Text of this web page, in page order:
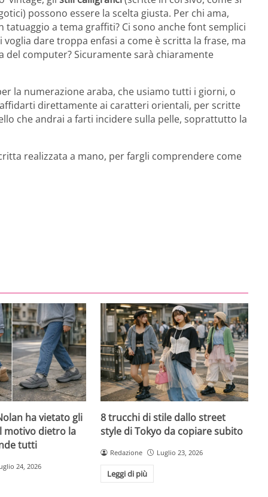
possono essere la scelta giusta. Per chi ama,
a tema graffiti? Ci sono anche font semplici
dare troppa enfasi a come è scritta la frase, ma
del computer? Sicuramente sarà chiaramente
la numerazione araba, che usiamo tutti i giorni, o
direttamente ai caratteri orientali, per scritte
che andrai a farti incidere sulla pelle, soprattutto la
realizzata a mano, per fargli comprendere come
ha vietato gli
motivo dietro la
tutti
24, 2026
8 trucchi di stile dallo street
style di Tokyo da copiare subito
Redazione Luglio 23, 2026
Leggi di più